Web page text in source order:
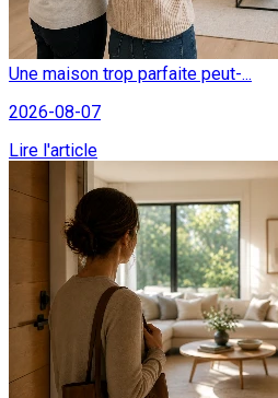
Une maison trop parfaite peut-...
2026-08-07
Lire l'article